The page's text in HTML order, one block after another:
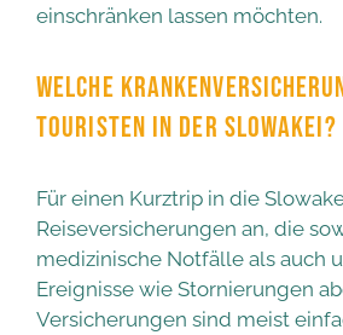
einschränken lassen möchten.
WELCHE
TOURISTEN IN DER SLOWAKEI?
Für einen Kurztrip in die
Reiseversicherungen an, die
medizinische Notfälle als auch
Ereignisse wie Stornierungen
Versicherungen sind meist